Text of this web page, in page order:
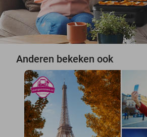
Anderen bekeken ook